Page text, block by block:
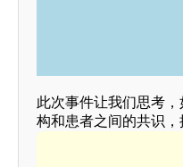
此次事件让我们思考
构和患者之间的共识